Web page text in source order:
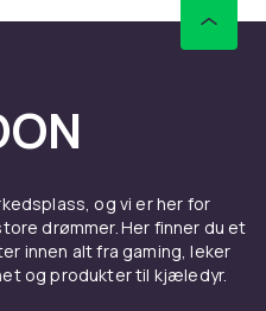
og vi er her for
drømmer. Her finner du et
innen alt fra gaming, leker
og produkter til kjæledyr.